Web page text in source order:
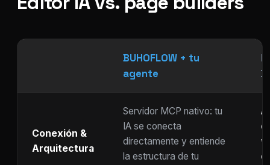
BUHOFLOW + tu
agente
Conexión &
Arquitectura
Servidor MCP nativo: tu
IA se conecta
directamente y entiende
la estructura de tu